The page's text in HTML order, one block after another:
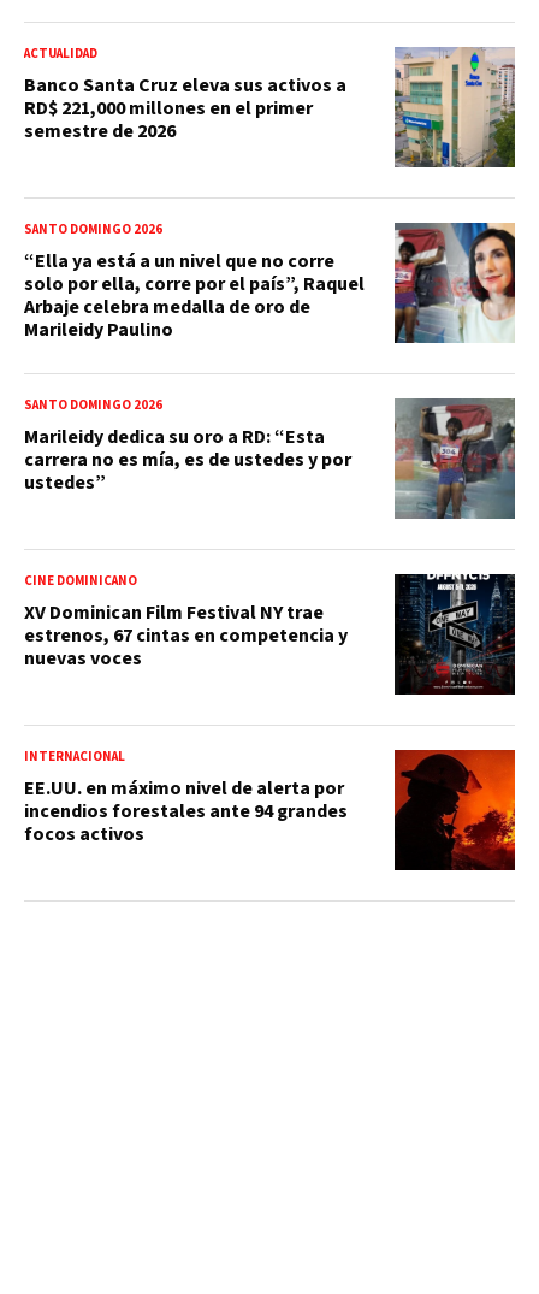
ACTUALIDAD
Banco Santa Cruz eleva sus activos a
RD$ 221,000 millones en el primer
semestre de 2026
SANTO DOMINGO 2026
“Ella ya está a un nivel que no corre
solo por ella, corre por el país”, Raquel
Arbaje celebra medalla de oro de
Marileidy Paulino
SANTO DOMINGO 2026
Marileidy dedica su oro a RD: “Esta
carrera no es mía, es de ustedes y por
ustedes”
CINE DOMINICANO
XV Dominican Film Festival NY trae
estrenos, 67 cintas en competencia y
nuevas voces
INTERNACIONAL
EE.UU. en máximo nivel de alerta por
incendios forestales ante 94 grandes
focos activos